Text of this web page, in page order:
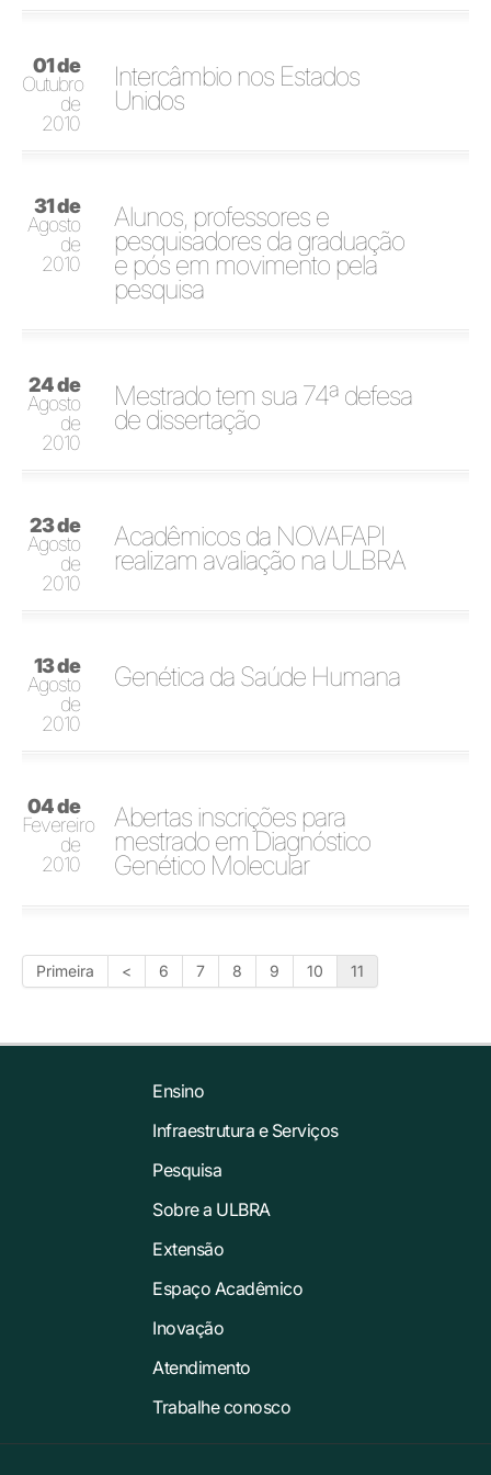
01 de
Outubro
de
2010
Intercâmbio nos Estados
Unidos
31 de
Agosto
de
2010
Alunos, professores e
pesquisadores da graduação
e pós em movimento pela
pesquisa
24 de
Agosto
de
2010
Mestrado tem sua 74ª defesa
de dissertação
23 de
Agosto
de
2010
Acadêmicos da NOVAFAPI
realizam avaliação na ULBRA
13 de
Agosto
de
2010
Genética da Saúde Humana
04 de
Fevereiro
de
2010
Abertas inscrições para
mestrado em Diagnóstico
Genético Molecular
Primeira < 6 7 8 9 10 11
Ensino
Infraestrutura e Serviços
Pesquisa
Sobre a ULBRA
Extensão
Espaço Acadêmico
Inovação
Atendimento
Trabalhe conosco